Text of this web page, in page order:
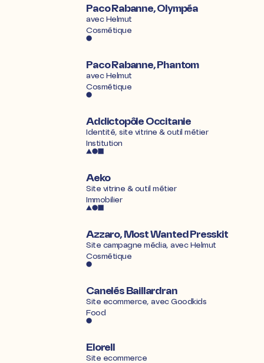
Paco Rabanne, Olympéa
avecHelmut
Cosmétique
Paco Rabanne, Phantom
avecHelmut
Cosmétique
Addictopôle Occitanie
Identité, site vitrine & outil métier
Institution
Aeko
Site vitrine & outil métier
Immobilier
Azzaro, Most Wanted Presskit
Site campagne média, avecHelmut
Cosmétique
Canelés Baillardran
Site ecommerce, avecGoodkids
Food
Elorell
Site ecommerce